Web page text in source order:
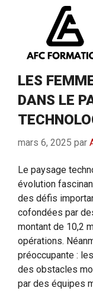
LES
DANS LE
mars 6, 2025 par
Le paysage
évolution
des défis
cofondées par
montant de 10,2
opérations.
préoccupante :
des obstacles
par des équipes